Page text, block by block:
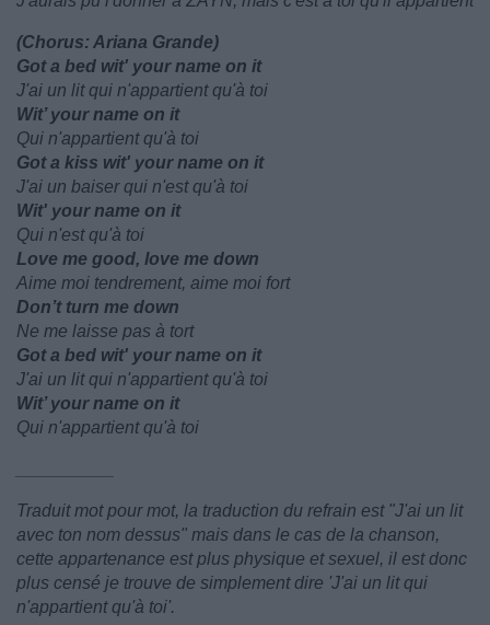
(Chorus: Ariana Grande)
Got a bed wit' your name on it
J'ai un lit qui n'appartient qu'à toi
Wit’ your name on it
Qui n'appartient qu'à toi
Got a kiss wit' your name on it
J'ai un baiser qui n'est qu'à toi
Wit' your name on it
Qui n'est qu'à toi
Love me good, love me down
Aime moi tendrement, aime moi fort
Don’t turn me down
Ne me laisse pas à tort
Got a bed wit' your name on it
J'ai un lit qui n'appartient qu'à toi
Wit’ your name on it
Qui n'appartient qu'à toi
Traduit mot pour mot, la traduction du refrain est "J'ai un lit
avec ton nom dessus" mais dans le cas de la chanson,
cette appartenance est plus physique et sexuel, il est donc
plus censé je trouve de simplement dire 'J'ai un lit qui
n'appartient qu'à toi'.